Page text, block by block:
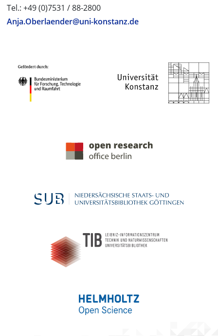
Tel.: +49 (0)7531 / 88-2800
Anja.Oberlaender@uni-konstanz.de